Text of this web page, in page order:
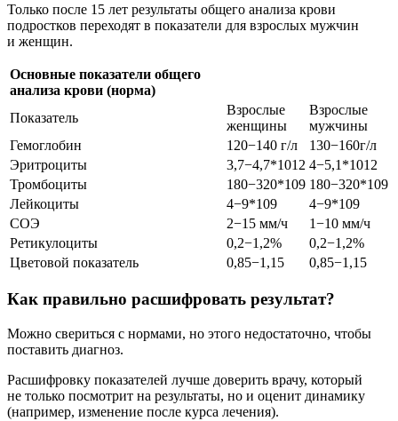
Только после 15 лет результаты общего анализа крови
подростков переходят в показатели для взрослых мужчин
и женщин.
Основные показатели общего
анализа крови (норма)
Показатель
Взрослые
женщины
Взрослые
мужчины
Гемоглобин
120−140 г/л
130−160г/л
Эритроциты
3,7−4,7*1012 4−5,1*1012
Тромбоциты
180−320*109 180−320*109
Лейкоциты
4−9*109
4−9*109
СОЭ
2−15 мм/ч
1−10 мм/ч
Ретикулоциты
0,2−1,2%
0,2−1,2%
Цветовой показатель
0,85−1,15 0,85−1,15
Как правильно расшифровать результат?
Можно свериться с нормами, но этого недостаточно, чтобы
поставить диагноз.
Расшифровку показателей лучше доверить врачу, который
не только посмотрит на результаты, но и оценит динамику
(например, изменение после курса лечения).